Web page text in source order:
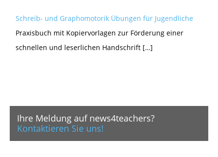
Schreib- und Graphomotorik Übungen für Jugendliche
Praxisbuch mit Kopiervorlagen zur Förderung einer
schnellen und leserlichen Handschrift […]
Ihre Meldung auf news4teachers?
Kontaktieren Sie uns!